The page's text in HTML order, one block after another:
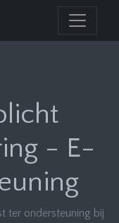
- E-
ter ondersteuning bij